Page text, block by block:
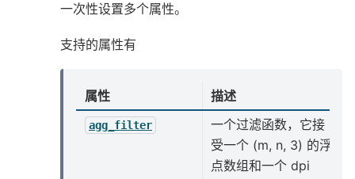
一次性设置多个属性。
支持的属性有
属性 描述
agg_filter
一个过滤函数，它接
受一个 (m, n, 3) 的浮
点数组和一个 dpi